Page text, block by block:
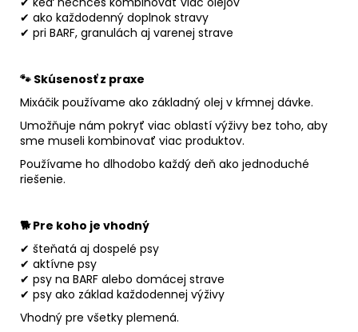
✔ ako každodenný doplnok stravy
✔ pri BARF, granulách aj varenej strave
🐾 Skúsenosť z praxe
Mixáčik používame ako základný olej v kŕmnej dávke.
Umožňuje nám pokryť viac oblastí výživy bez toho, aby
sme museli kombinovať viac produktov.
Používame ho dlhodobo každý deň ako jednoduché
riešenie.
🐕 Pre koho je vhodný
✔ šteňatá aj dospelé psy
✔ aktívne psy
✔ psy na BARF alebo domácej strave
✔ psy ako základ každodennej výživy
Vhodný pre všetky plemená.